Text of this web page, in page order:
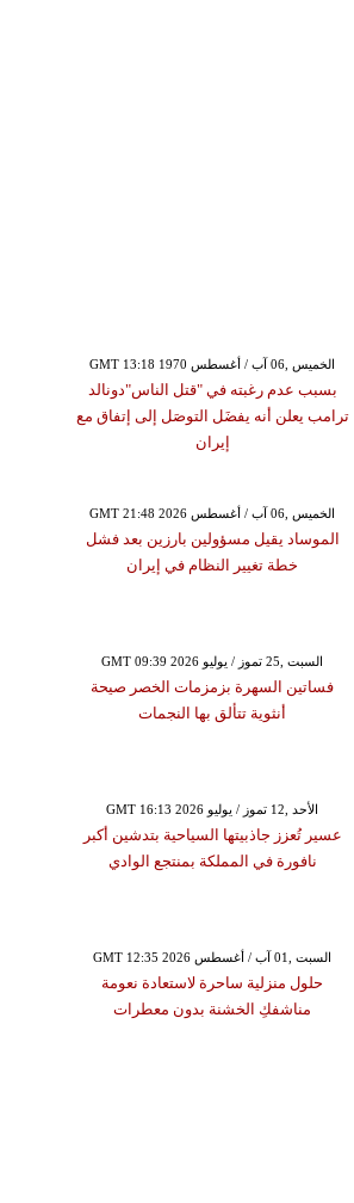
GMT 13:18 1970 الخميس ,06 آب / أغسطس
بسبب عدم رغبته في "قتل الناس"دونالد
ترامب يعلن أنه يفضَل التوصَل إلى إتفاق مع
إيران
GMT 21:48 2026 الخميس ,06 آب / أغسطس
الموساد يقيل مسؤولين بارزين بعد فشل
خطة تغيير النظام في إيران
GMT 09:39 2026 السبت ,25 تموز / يوليو
فساتين السهرة بزمزمات الخصر صيحة
أنثوية تتألق بها النجمات
GMT 16:13 2026 الأحد ,12 تموز / يوليو
عسير تُعزز جاذبيتها السياحية بتدشين أكبر
نافورة في المملكة بمنتجع الوادي
GMT 12:35 2026 السبت ,01 آب / أغسطس
حلول منزلية ساحرة لاستعادة نعومة
مناشفكِ الخشنة بدون معطرات